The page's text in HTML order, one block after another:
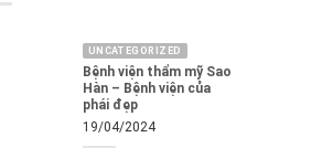
UNCATEGORIZED
Bệnh viện thẩm mỹ Sao
Hàn – Bệnh viện của
phái đẹp
19/04/2024